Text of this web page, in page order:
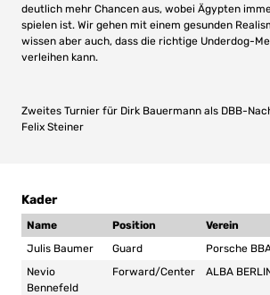
deutlich mehr Chancen aus, wobei Ägypten
spielen ist. Wir gehen mit einem gesunden
wissen aber auch, dass die richtige Underdog-
verleihen kann.
Zweites Turnier für Dirk Bauermann als DBB-
Felix Steiner
Kader
Name Position
Verein
Julis Baumer
Guard
Porsche
Nevio
Bennefeld
Forward/Center ALBA